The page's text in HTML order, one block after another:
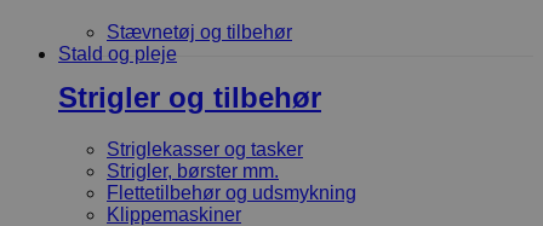
Stævnetøj og tilbehør
Stald og pleje
Strigler og tilbehør
Striglekasser og tasker
Strigler, børster mm.
Flettetilbehør og udsmykning
Klippemaskiner